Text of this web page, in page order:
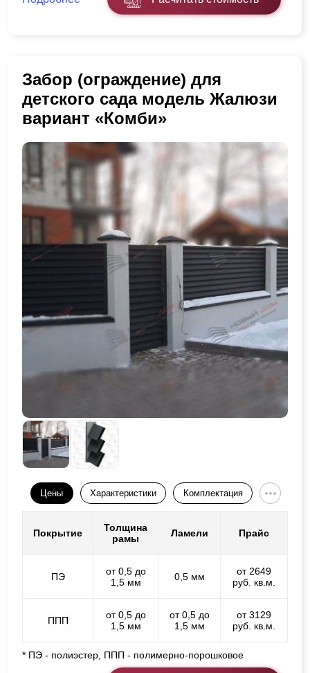
Забор (ограждение) для
детского сада модель Жалюзи
вариант «Комби»
Цены Характеристики Комплектация
Покрытие
Толщина
рамы
Ламели Прайс
ПЭ
от 0,5 до
1,5 мм
0,5 мм
от 2649
руб. кв.м.
ППП
от 0,5 до
1,5 мм
от 0,5 до
1,5 мм
от 3129
руб. кв.м.
* ПЭ - полиэстер, ППП - полимерно-порошковое